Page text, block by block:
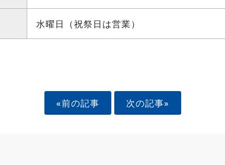
水曜日（祝祭日は営業）
«前の記事 次の記事»